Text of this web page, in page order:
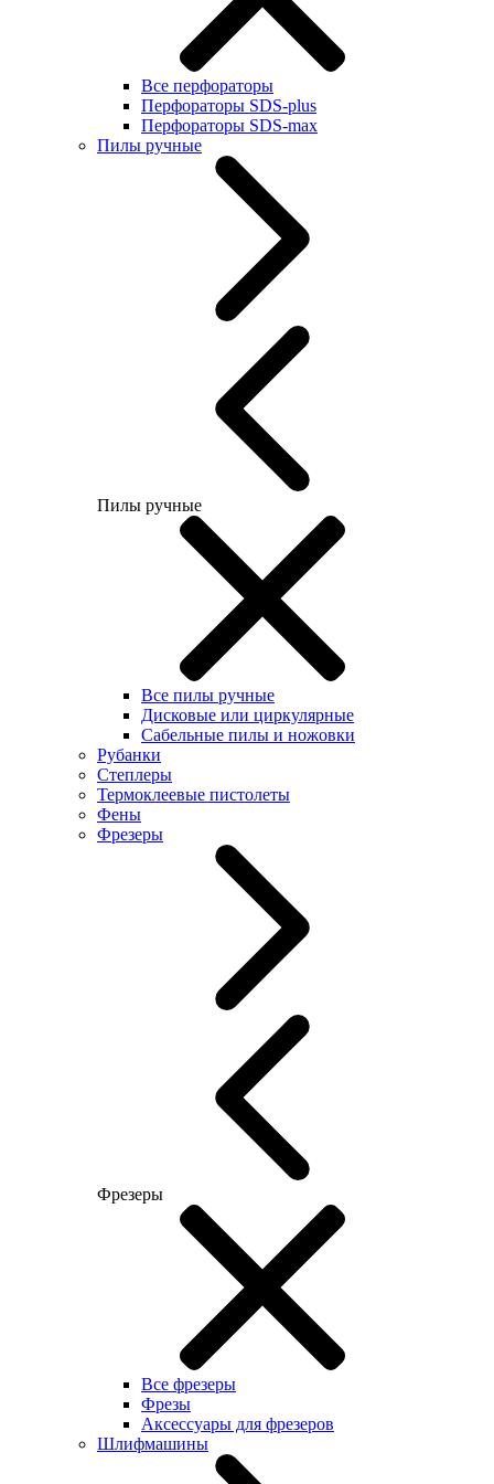
Все перфораторы
Перфораторы SDS-plus
Перфораторы SDS-max
Пилы ручные
Пилы ручные
Все пилы ручные
Дисковые или циркулярные
Сабельные пилы и ножовки
Рубанки
Степлеры
Термоклеевые пистолеты
Фены
Фрезеры
Фрезеры
Все фрезеры
Фрезы
Аксессуары для фрезеров
Шлифмашины